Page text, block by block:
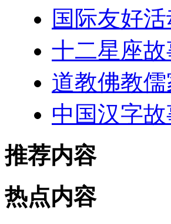
国际友好活
十二星座故
道教佛教儒
中国汉字
推荐内容
热点内容